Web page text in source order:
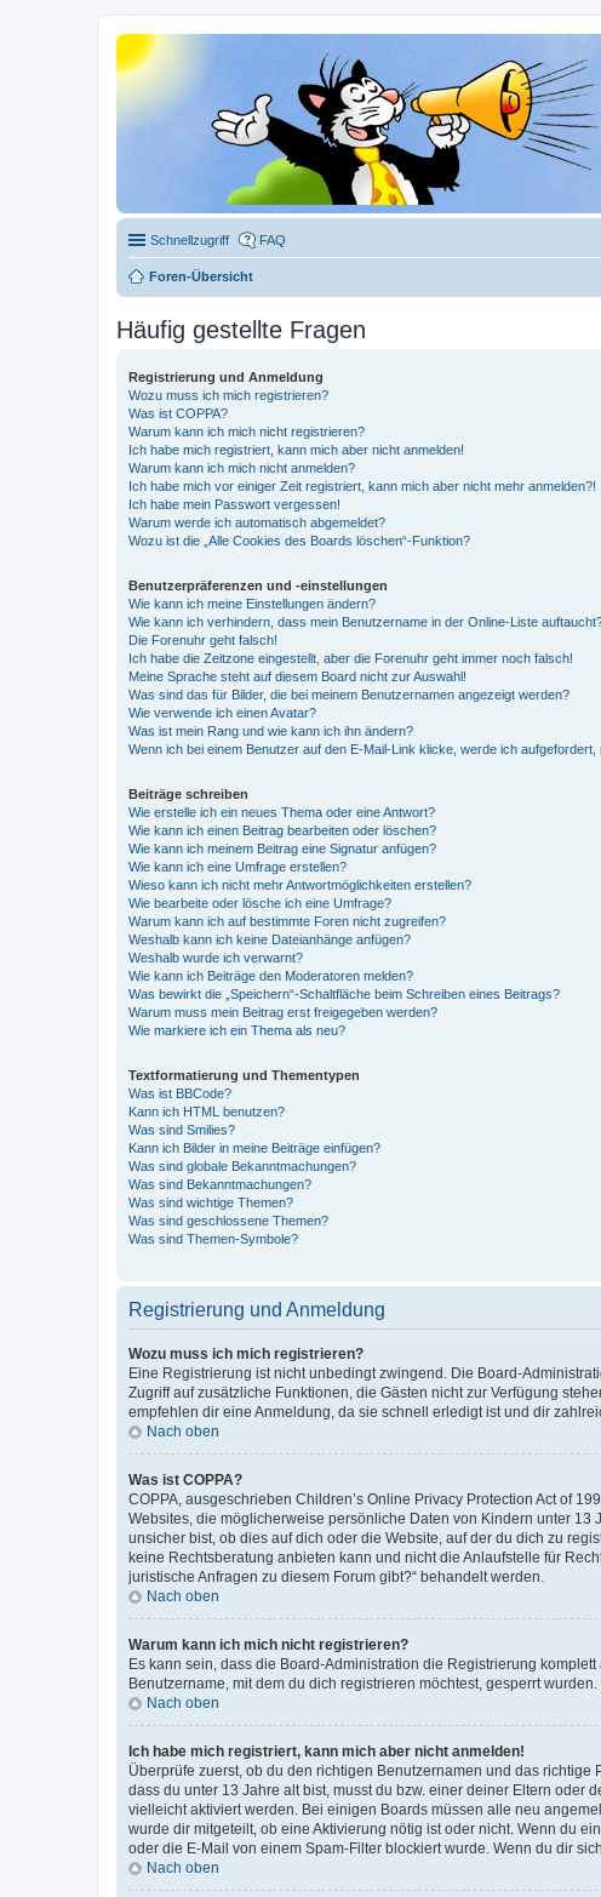
Schnellzugriff FAQ
Foren-Übersicht
Häufig gestellte Fragen
Registrierung und Anmeldung
Wozu muss ich mich registrieren?
Was ist COPPA?
Warum kann ich mich nicht registrieren?
Ich habe mich registriert, kann mich aber nicht anmelden!
Warum kann ich mich nicht anmelden?
Ich habe mich vor einiger Zeit registriert, kann mich aber nicht mehr anmelden?!
Ich habe mein Passwort vergessen!
Warum werde ich automatisch abgemeldet?
Wozu ist die „Alle Cookies des Boards löschen“-Funktion?
Benutzerpräferenzen und -einstellungen
Wie kann ich meine Einstellungen ändern?
Wie kann ich verhindern, dass mein Benutzername in der Online-Liste
Die Forenuhr geht falsch!
Ich habe die Zeitzone eingestellt, aber die Forenuhr geht immer noch falsch!
Meine Sprache steht auf diesem Board nicht zur Auswahl!
Was sind das für Bilder, die bei meinem Benutzernamen angezeigt werden?
Wie verwende ich einen Avatar?
Was ist mein Rang und wie kann ich ihn ändern?
Wenn ich bei einem Benutzer auf den E-Mail-Link klicke, werde ich aufgefordert,
Beiträge schreiben
Wie erstelle ich ein neues Thema oder eine Antwort?
Wie kann ich einen Beitrag bearbeiten oder löschen?
Wie kann ich meinem Beitrag eine Signatur anfügen?
Wie kann ich eine Umfrage erstellen?
Wieso kann ich nicht mehr Antwortmöglichkeiten erstellen?
Wie bearbeite oder lösche ich eine Umfrage?
Warum kann ich auf bestimmte Foren nicht zugreifen?
Weshalb kann ich keine Dateianhänge anfügen?
Weshalb wurde ich verwarnt?
Wie kann ich Beiträge den Moderatoren melden?
Was bewirkt die „Speichern“-Schaltfläche beim Schreiben eines Beitrags?
Warum muss mein Beitrag erst freigegeben werden?
Wie markiere ich ein Thema als neu?
Textformatierung und Thementypen
Was ist BBCode?
Kann ich HTML benutzen?
Was sind Smilies?
Kann ich Bilder in meine Beiträge einfügen?
Was sind globale Bekanntmachungen?
Was sind Bekanntmachungen?
Was sind wichtige Themen?
Was sind geschlossene Themen?
Was sind Themen-Symbole?
Registrierung und Anmeldung
Wozu muss ich mich registrieren?
Eine Registrierung ist nicht unbedingt zwingend. Die Board-
Zugriff auf zusätzliche Funktionen, die Gästen nicht zur Verfügung
empfehlen dir eine Anmeldung, da sie schnell erledigt ist und dir
Nach oben
Was ist COPPA?
COPPA, ausgeschrieben Children’s Online Privacy Protection Act of
Websites, die möglicherweise persönliche Daten von Kindern unter
unsicher bist, ob dies auf dich oder die Website, auf der du dich zu
keine Rechtsberatung anbieten kann und nicht die Anlaufstelle für
juristische Anfragen zu diesem Forum gibt?“ behandelt werden.
Nach oben
Warum kann ich mich nicht registrieren?
Es kann sein, dass die Board-Administration die Registrierung
Benutzername, mit dem du dich registrieren möchtest, gesperrt
Nach oben
Ich habe mich registriert, kann mich aber nicht anmelden!
Überprüfe zuerst, ob du den richtigen Benutzernamen und das
dass du unter 13 Jahre alt bist, musst du bzw. einer deiner Eltern
vielleicht aktiviert werden. Bei einigen Boards müssen alle neu
wurde dir mitgeteilt, ob eine Aktivierung nötig ist oder nicht. Wenn du
oder die E-Mail von einem Spam-Filter blockiert wurde. Wenn du dir
Nach oben